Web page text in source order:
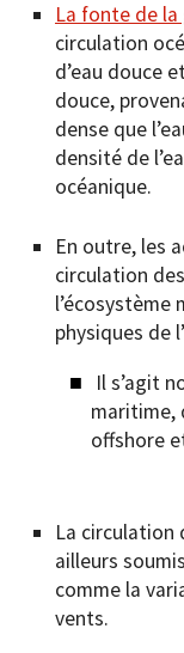
La fonte de
circulation
d’eau douce
douce,
dense que
densité de
océanique.
En outre, les
circulation
physiques de
Il s’agit
maritime,
offshore
La circulation
ailleurs
comme la
vents.